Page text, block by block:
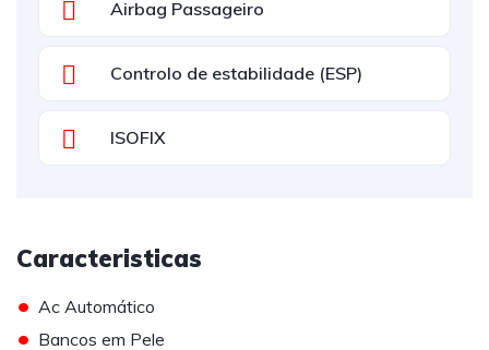
Airbag Passageiro
Controlo de estabilidade (ESP)
ISOFIX
Caracteristicas
• Ac Automático
• Bancos em Pele